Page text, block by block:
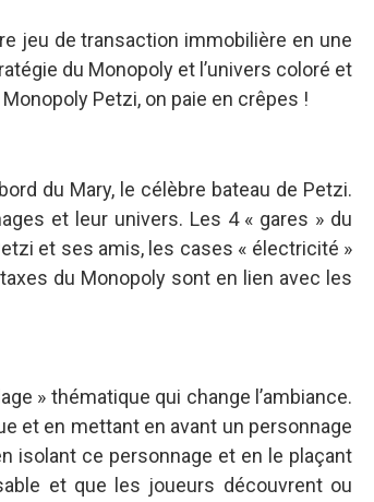
jeu de transaction immobilière en une
du Monopoly et l’univers coloré et
Petzi, on paie en crêpes !
du Mary, le célèbre bateau de Petzi.
et leur univers. Les 4 « gares » du
et ses amis, les cases « électricité »
taxes du Monopoly sont en lien avec les
» thématique qui change l’ambiance.
et en mettant en avant un personnage
isolant ce personnage et en le plaçant
et que les joueurs découvrent ou